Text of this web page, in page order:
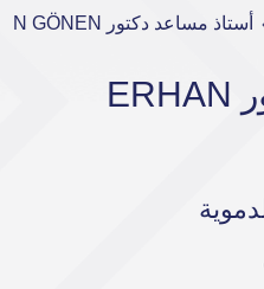
أستاذ مساعد دكتور ERHAN GÖNEN
أستاذ مساعد دكتور ERHAN